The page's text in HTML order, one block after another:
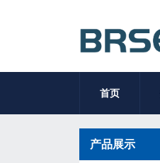
首页
产品展示